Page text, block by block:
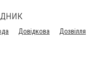
Довідкова Дозвілля